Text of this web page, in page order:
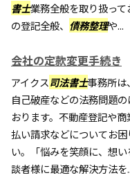
書士業務全般を取り扱っ
の登記全般、 債務整理や...
会社の定款変更手続き
アイクス司法書士事務所は、
自己破産などの法務問題の
おります。不動産登記や商
払い請求などについてお
い。「悩みを笑顔に、想
談者様に最適な解決方法を